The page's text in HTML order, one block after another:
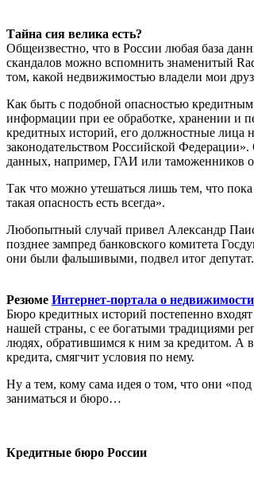
Тайна сия велика есть?
Общеизвестно, что в России любая база
скандалов можно вспомнить знаменитый
том, какой недвижимостью владели мои
Как быть с подобной опасностью
информации при ее обработке, хранении и
кредитных историй, его должностные лица
законодательством Российской
данных, например, ГАИ или таможенников
Так что можно утешаться лишь тем, что
такая опасность есть всегда».
Любопытный случай привел Александр
позднее зампред банковского комитета
они были фальшивыми, подвел итог депутат.
Резюме Интернет-портала о
Бюро кредитных историй постепенно входят
нашей страны, с ее богатыми традициями
людях, обратившимся к ним за кредитом. А
кредита, смягчит условия по нему.
Ну а тем, кому сама идея о том, что они
заниматься и бюро…
Кредитные бюро России